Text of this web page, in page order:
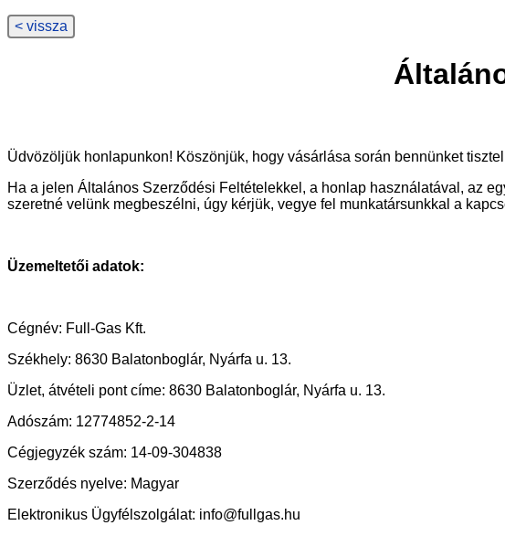
< vissza
Üdvözöljük honlapunkon! Köszönjük, hogy vásárlása során bennünket
Ha a jelen Általános Szerződési Feltételekkel, a honlap használatával, az
szeretné velünk megbeszélni, úgy kérjük, vegye fel munkatársunkkal a
Üzemeltetői adatok:
Cégnév: Full-Gas Kft.
Székhely: 8630 Balatonboglár, Nyárfa u. 13.
Üzlet, átvételi pont címe: 8630 Balatonboglár, Nyárfa u. 13.
Adószám: 12774852-2-14
Cégjegyzék szám: 14-09-304838
Szerződés nyelve: Magyar
Elektronikus Ügyfélszolgálat: info@fullgas.hu